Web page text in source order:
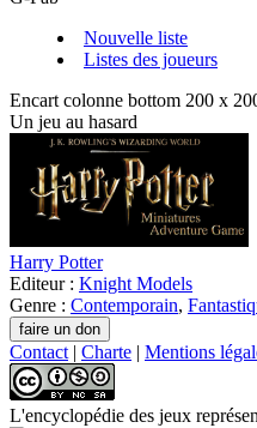
Nouvelle liste
Listes des joueurs
Encart colonne bottom 200 x
Un jeu au hasard
Harry Potter
Editeur : Knight Models
Genre : Contemporain,
Contact | Charte | Mentions
L'encyclopédie des jeux